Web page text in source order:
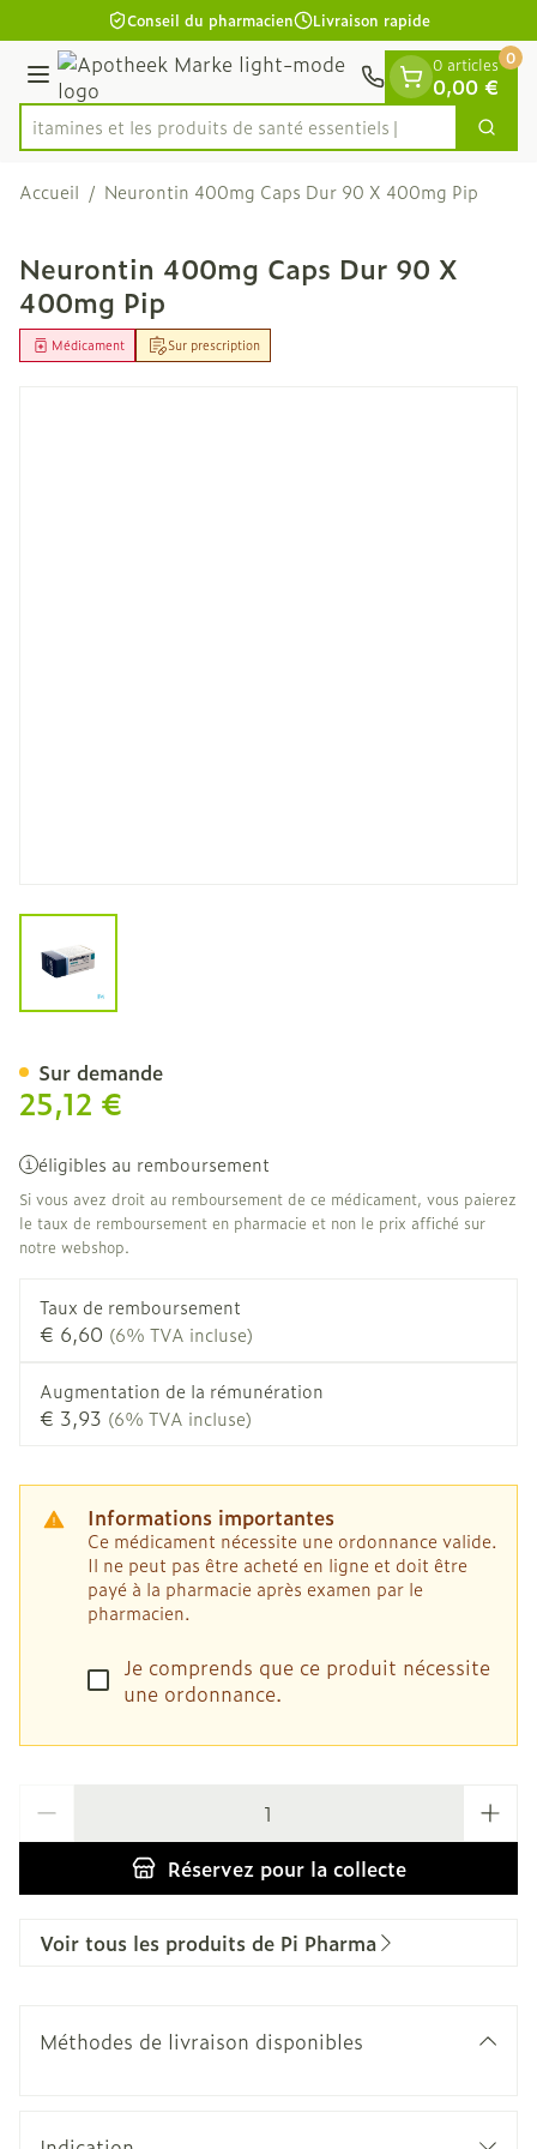
Aller au contenu
1 de 1
Conseil du pharmacien Livraison rapide
Menu
Rechercher
vitamines et les produits de santé essentiels
0 articles
0,00 €
0
Accueil / Neurontin 400mg Caps Dur 90 X 400mg Pip
Neurontin 400mg Caps Dur 90 X
400mg Pip
Sur prescription
Médicament
25,12 €
éligibles au remboursement
Si vous avez droit au remboursement de ce médicament, vous paierez
le taux de remboursement en pharmacie et non le prix affiché sur
notre webshop.
Taux de remboursement
€ 6,60 (6% TVA incluse)
Augmentation de la rémunération
€ 3,93 (6% TVA incluse)
Informations importantes
Ce médicament nécessite une ordonnance valide.
Il ne peut pas être acheté en ligne et doit être
payé à la pharmacie après examen par le
pharmacien.
Je comprends que ce produit nécessite
une ordonnance.
Réservezpour la collecte
Sur demande
Voir tous les produits de Pi Pharma
Méthodes de livraison disponibles